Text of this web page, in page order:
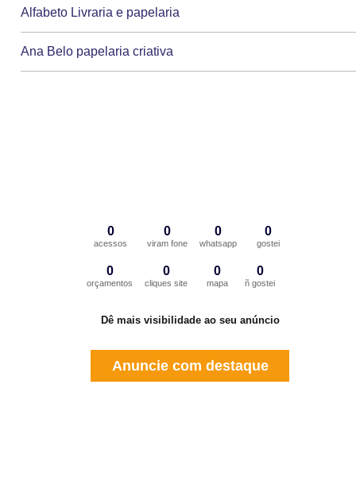
Alfabeto Livraria e papelaria
Ana Belo papelaria criativa
0
acessos
0
viram fone
0
whatsapp
0
gostei
0
orçamentos
0
cliques site
0
mapa
0
ñ gostei
Dê mais visibilidade ao seu anúncio
Anuncie com destaque